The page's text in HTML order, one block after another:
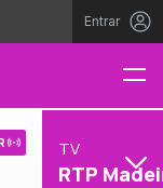
Entrar
TV
RTP